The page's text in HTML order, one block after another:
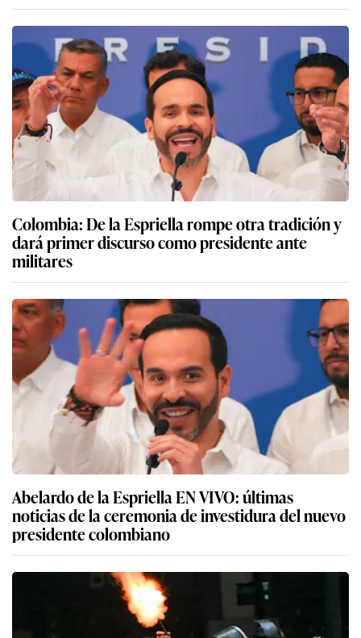
Colombia: De la Espriella rompe otra tradición y
dará primer discurso como presidente ante
militares
Abelardo de la Espriella EN VIVO: últimas
noticias de la ceremonia de investidura del nuevo
presidente colombiano